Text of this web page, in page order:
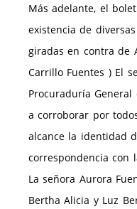
Más adelante, el
existencia de
giradas en contra de
Carrillo Fuentes ) El
Procuraduría
a corroborar por
alcance la identidad
correspondencia con
La señora Aurora
Bertha Alicia y Luz